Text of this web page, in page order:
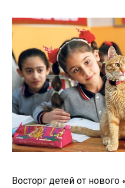
Восторг детей от